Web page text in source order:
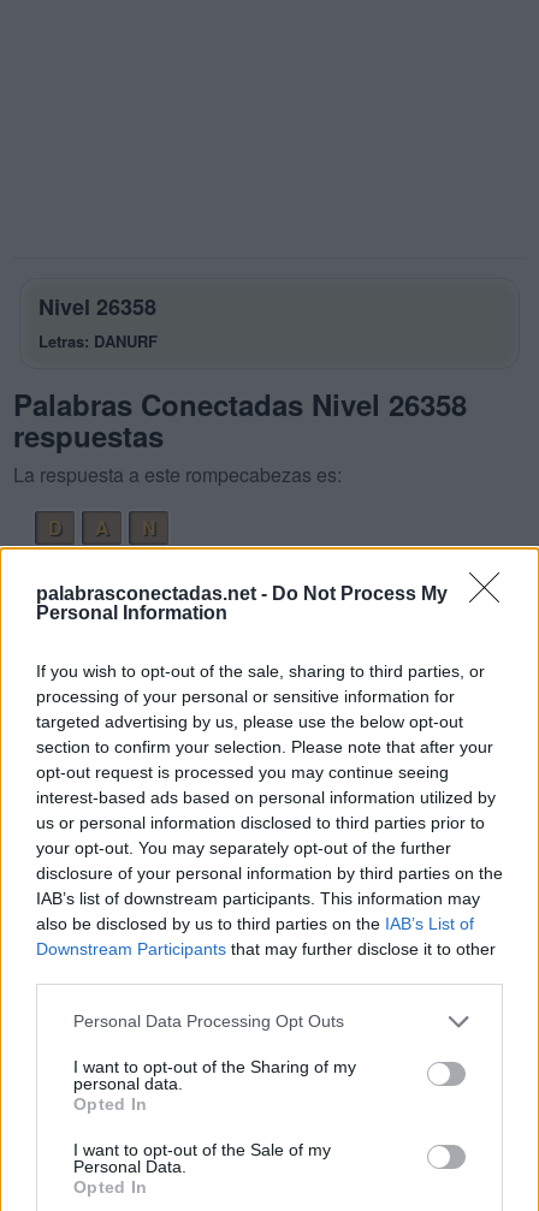
palabrasconectadas.net - Do Not Process My
Personal Information
If you wish to opt-out of the sale, sharing to third parties, or
processing of your personal or sensitive information for
targeted advertising by us, please use the below opt-out
section to confirm your selection. Please note that after your
opt-out request is processed you may continue seeing
interest-based ads based on personal information utilized by
us or personal information disclosed to third parties prior to
your opt-out. You may separately opt-out of the further
disclosure of your personal information by third parties on the
IAB’s list of downstream participants. This information may
also be disclosed by us to third parties on the IAB’s List of
Downstream Participants that may further disclose it to other
Personal Data Processing Opt Outs
I want to opt-out of the Sharing of my
personal data.
Opted In
I want to opt-out of the Sale of my
Personal Data.
Opted In
Nivel 26358
Letras: DANURF
Palabras Conectadas Nivel 26358
respuestas
La respuesta a este rompecabezas es:
D
A
N
R
U D
A
F
U N D A
R
Palabras extra:
D
A
R
F
A
N
U
N
A
A
U
N
D
U N
A
R
U N
A
U A
N
D
D N
BUSCAR MÁS